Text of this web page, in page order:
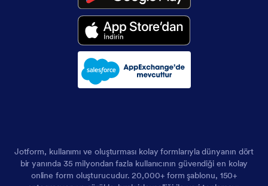
Jotform, kullanımı ve oluşturması kolay formlarıyla dünyanın dört
bir yanında 35 milyondan fazla kullanıcının güvendiği en kolay
online form oluşturucudur. 20,000+ form şablonu, 150+